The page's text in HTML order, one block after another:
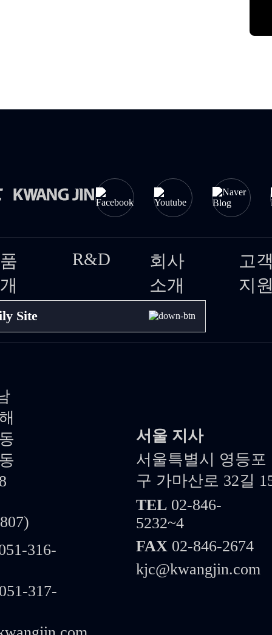
R&D
회사
소개
고
지
Site
316-
317-
서울 지사
서울특별시 영등포
구 가마산로 32길
TEL 02-846-
5232~4
FAX 02-846-2674
kjc@kwangjin.com